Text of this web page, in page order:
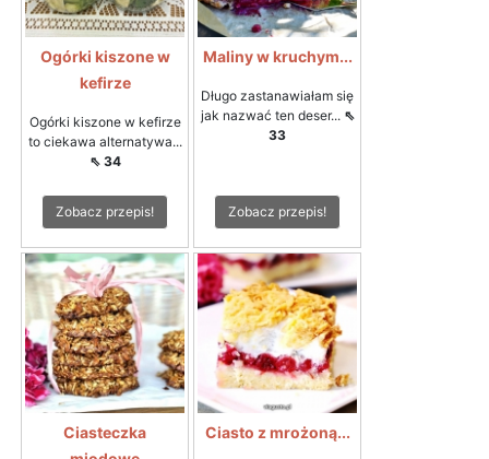
Ogórki kiszone w
kefirze
Ogórki kiszone w kefirze
to ciekawa alternatywa...
⇖ 34
Zobacz przepis!
Maliny w kruchym...
Długo zastanawiałam się
jak nazwać ten deser... ⇖
33
Zobacz przepis!
Ciasteczka
Ciasto z mrożoną...